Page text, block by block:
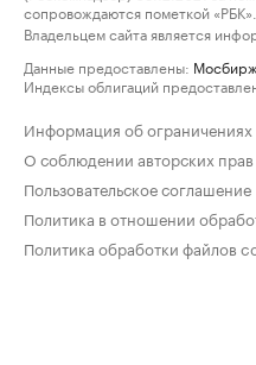
сопровождаются пометкой «РБК».
Владельцем сайта является
Данные предоставлены:
Индексы облигаций
Информация об ограничениях
О соблюдении авторских прав
Пользовательское соглашение
Политика в отношении
Политика обработки файлов